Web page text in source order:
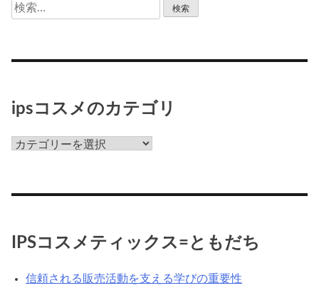
ィ
ス
な
だ
検
索:
ipsコスメのカテゴリ
ips
メ
テ
リ
IPSコスメティックス=ともだち
信頼される販売活動を支える学びの重要性